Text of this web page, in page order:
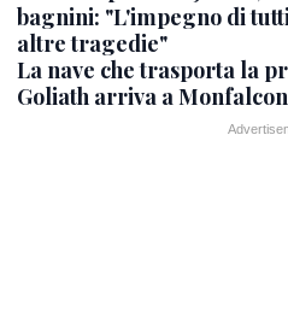
bagnini: "L'impegno di
altre tragedie"
La nave che trasporta la
Goliath arriva a